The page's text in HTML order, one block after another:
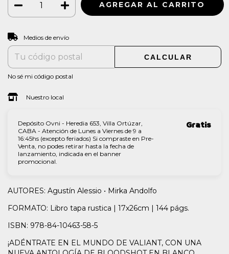
Entregas para el CP:
Medios de envío
CALCULAR
No sé mi código postal
Nuestro local
Depósito Ovni - Heredia 653, Villa Ortúzar,
CABA - Atención de Lunes a Viernes de 9 a
16:45hs (excepto feriados) Si compraste en Pre-
Venta, no podes retirar hasta la fecha de
lanzamiento, indicada en el banner
promocional.
Gratis
AUTORES: Agustín Alessio • Mirka Andolfo
FORMATO: Libro tapa rustica | 17x26cm | 144 págs.
ISBN: 978-84-10463-58-5
¡ADÉNTRATE EN EL MUNDO DE VALIANT, CON UNA